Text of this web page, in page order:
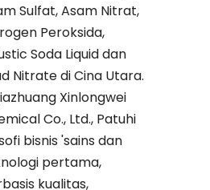
Sulfat, Asam Nitrat,
Peroksida,
Soda Liquid dan
Nitrate di Cina Utara.
Xinlongwei
Co., Ltd., Patuhi
bisnis 'sains dan
pertama,
kualitas,